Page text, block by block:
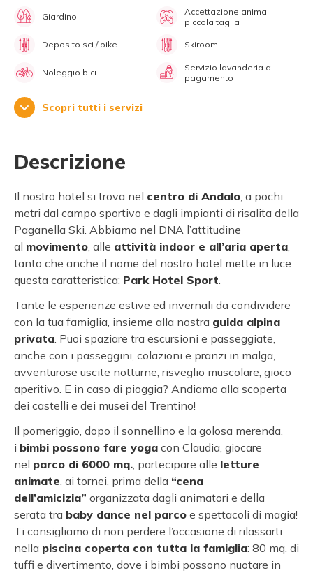
Giardino
Accettazione animali
piccola taglia
Deposito sci / bike Skiroom
Noleggio bici
Servizio lavanderia a
pagamento
Scopri tutti i servizi
Descrizione
Il nostro hotel si trova nel centro di Andalo, a pochi
metri dal campo sportivo e dagli impianti di risalita della
Paganella Ski. Abbiamo nel DNA l’attitudine
al movimento, alle attività indoor e all’aria aperta,
tanto che anche il nome del nostro hotel mette in luce
questa caratteristica: Park Hotel Sport.
Tante le esperienze estive ed invernali da condividere
con la tua famiglia, insieme alla nostra guida alpina
privata. Puoi spaziare tra escursioni e passeggiate,
anche con i passeggini, colazioni e pranzi in malga,
avventurose uscite notturne, risveglio muscolare, gioco
aperitivo. E in caso di pioggia? Andiamo alla scoperta
dei castelli e dei musei del Trentino!
Il pomeriggio, dopo il sonnellino e la golosa merenda,
i bimbi possono fare yoga con Claudia, giocare
nel parco di 6000 mq., partecipare alle letture
animate, ai tornei, prima della “cena
dell’amicizia” organizzata dagli animatori e della
serata tra baby dance nel parco e spettacoli di magia!
Ti consigliamo di non perdere l’occasione di rilassarti
nella piscina coperta con tutta la famiglia: 80 mq. di
tuffi e divertimento, dove i bimbi possono nuotare in